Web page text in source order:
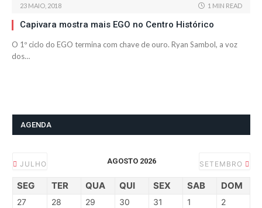
23 MAIO, 2018 1 MIN READ
Capivara mostra mais EGO no Centro Histórico
O 1º ciclo do EGO termina com chave de ouro. Ryan Sambol, a voz
dos…
AGENDA
JULHO AGOSTO 2026 SETEMBRO
SEG TER QUA QUI SEX SAB DOM
27 28 29 30 31 1 2